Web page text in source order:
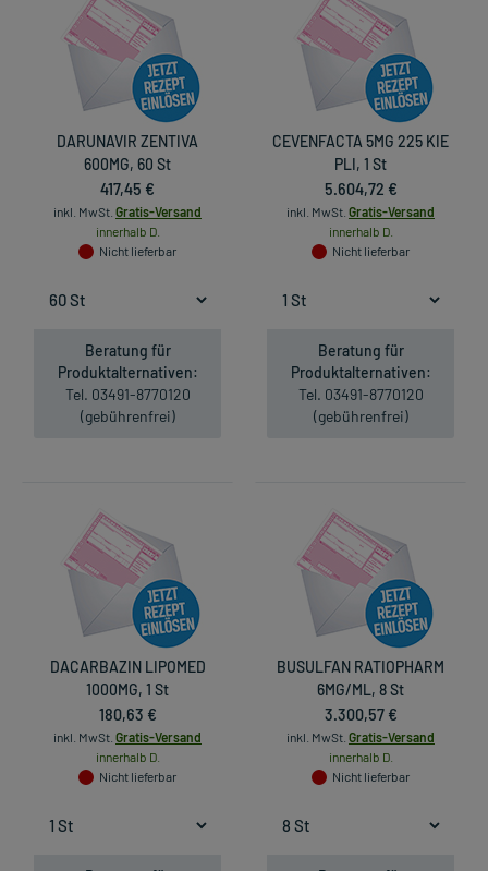
DARUNAVIR ZENTIVA
600MG, 60 St
417,45 €
inkl. MwSt. Gratis-Versand
innerhalb D.
Nicht lieferbar
Beratung für
Produktalternativen:
Tel. 03491-8770120
(gebührenfrei)
CEVENFACTA 5MG 225 KIE
PLI, 1 St
5.604,72 €
inkl. MwSt. Gratis-Versand
innerhalb D.
Nicht lieferbar
Beratung für
Produktalternativen:
Tel. 03491-8770120
(gebührenfrei)
DACARBAZIN LIPOMED
1000MG, 1 St
180,63 €
inkl. MwSt. Gratis-Versand
innerhalb D.
Nicht lieferbar
BUSULFAN RATIOPHARM
6MG/ML, 8 St
3.300,57 €
inkl. MwSt. Gratis-Versand
innerhalb D.
Nicht lieferbar